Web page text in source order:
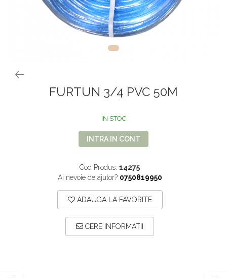
MATURI SI FARASE
UNICA FOLOSINTA
FURTUN 3/4 PVC 50M
IN STOC
INTRA IN CONT
Cod Produs: 14275
Ai nevoie de ajutor? 0750819950
ADAUGA LA FAVORITE
CERE INFORMATII